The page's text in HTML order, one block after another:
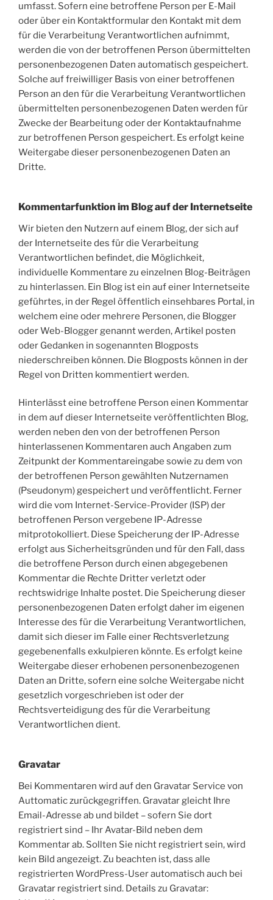
umfasst. Sofern eine betroffene Person per E-Mail
oder über ein Kontaktformular den Kontakt mit dem
für die Verarbeitung Verantwortlichen aufnimmt,
werden die von der betroffenen Person übermittelten
personenbezogenen Daten automatisch gespeichert.
Solche auf freiwilliger Basis von einer betroffenen
Person an den für die Verarbeitung Verantwortlichen
übermittelten personenbezogenen Daten werden für
Zwecke der Bearbeitung oder der Kontaktaufnahme
zur betroffenen Person gespeichert. Es erfolgt keine
Weitergabe dieser personenbezogenen Daten an
Dritte.
Kommentarfunktion im Blog auf der Internetseite
Wir bieten den Nutzern auf einem Blog, der sich auf
der Internetseite des für die Verarbeitung
Verantwortlichen befindet, die Möglichkeit,
individuelle Kommentare zu einzelnen Blog-Beiträgen
zu hinterlassen. Ein Blog ist ein auf einer Internetseite
geführtes, in der Regel öffentlich einsehbares Portal, in
welchem eine oder mehrere Personen, die Blogger
oder Web-Blogger genannt werden, Artikel posten
oder Gedanken in sogenannten Blogposts
niederschreiben können. Die Blogposts können in der
Regel von Dritten kommentiert werden.
Hinterlässt eine betroffene Person einen Kommentar
in dem auf dieser Internetseite veröffentlichten Blog,
werden neben den von der betroffenen Person
hinterlassenen Kommentaren auch Angaben zum
Zeitpunkt der Kommentareingabe sowie zu dem von
der betroffenen Person gewählten Nutzernamen
(Pseudonym) gespeichert und veröffentlicht. Ferner
wird die vom Internet-Service-Provider (ISP) der
betroffenen Person vergebene IP-Adresse
mitprotokolliert. Diese Speicherung der IP-Adresse
erfolgt aus Sicherheitsgründen und für den Fall, dass
die betroffene Person durch einen abgegebenen
Kommentar die Rechte Dritter verletzt oder
rechtswidrige Inhalte postet. Die Speicherung dieser
personenbezogenen Daten erfolgt daher im eigenen
Interesse des für die Verarbeitung Verantwortlichen,
damit sich dieser im Falle einer Rechtsverletzung
gegebenenfalls exkulpieren könnte. Es erfolgt keine
Weitergabe dieser erhobenen personenbezogenen
Daten an Dritte, sofern eine solche Weitergabe nicht
gesetzlich vorgeschrieben ist oder der
Rechtsverteidigung des für die Verarbeitung
Verantwortlichen dient.
Gravatar
Bei Kommentaren wird auf den Gravatar Service von
Auttomatic zurückgegriffen. Gravatar gleicht Ihre
Email-Adresse ab und bildet – sofern Sie dort
registriert sind – Ihr Avatar-Bild neben dem
Kommentar ab. Sollten Sie nicht registriert sein, wird
kein Bild angezeigt. Zu beachten ist, dass alle
registrierten WordPress-User automatisch auch bei
Gravatar registriert sind. Details zu Gravatar: